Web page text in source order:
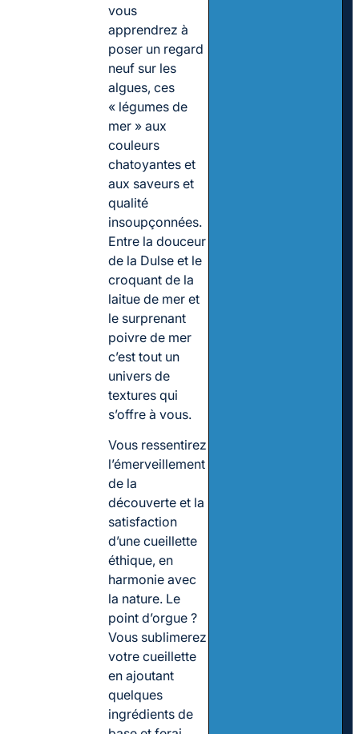
vous
apprendrez à
poser un regard
neuf sur les
algues, ces
« légumes de
mer » aux
couleurs
chatoyantes et
aux saveurs et
qualité
insoupçonnées.
Entre la douceur
de la Dulse et le
croquant de la
laitue de mer et
le surprenant
poivre de mer
c’est tout un
univers de
textures qui
s’offre à vous.
Vous ressentirez
l’émerveillement
de la
découverte et la
satisfaction
d’une cueillette
éthique, en
harmonie avec
la nature. Le
point d’orgue ?
Vous sublimerez
votre cueillette
en ajoutant
quelques
ingrédients de